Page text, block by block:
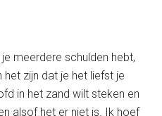
je meerdere schulden hebt,
het zijn dat je het liefst je
in het zand wilt steken en
alsof het er niet is. Ik hoef